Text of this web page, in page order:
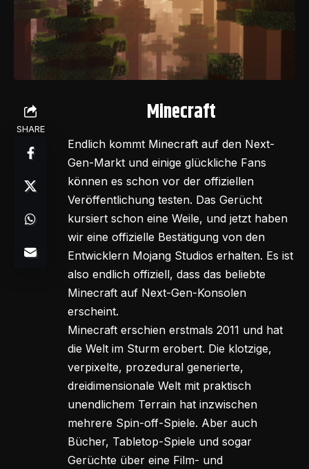
SHARE
Minecraft
Endlich kommt Minecraft auf den Next-
Gen-Markt und einige glückliche Fans
können es schon vor der offiziellen
Veröffentlichung testen. Das Gerücht
kursiert schon eine Weile, und jetzt haben
wir eine offizielle Bestätigung von den
Entwicklern Mojang Studios erhalten. Es ist
also endlich offiziell, dass das beliebte
Minecraft auf Next-Gen-Konsolen
erscheint.
Minecraft erschien erstmals 2011 und hat
die Welt im Sturm erobert. Die klotzige,
verpixelte, prozedural generierte,
dreidimensionale Welt mit praktisch
unendlichem Terrain hat inzwischen
mehrere Spin-off-Spiele. Aber auch
Bücher, Tabletop-Spiele und sogar
Gerüchte über eine Film- und